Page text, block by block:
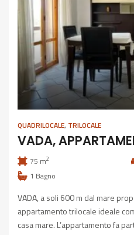
QUADRILOCALE, TRILOCALE
75 m2
1 Bagno
VADA, a soli 600 m dal mare
appartamento trilocale ideale
casa mare. L’appartamento fa